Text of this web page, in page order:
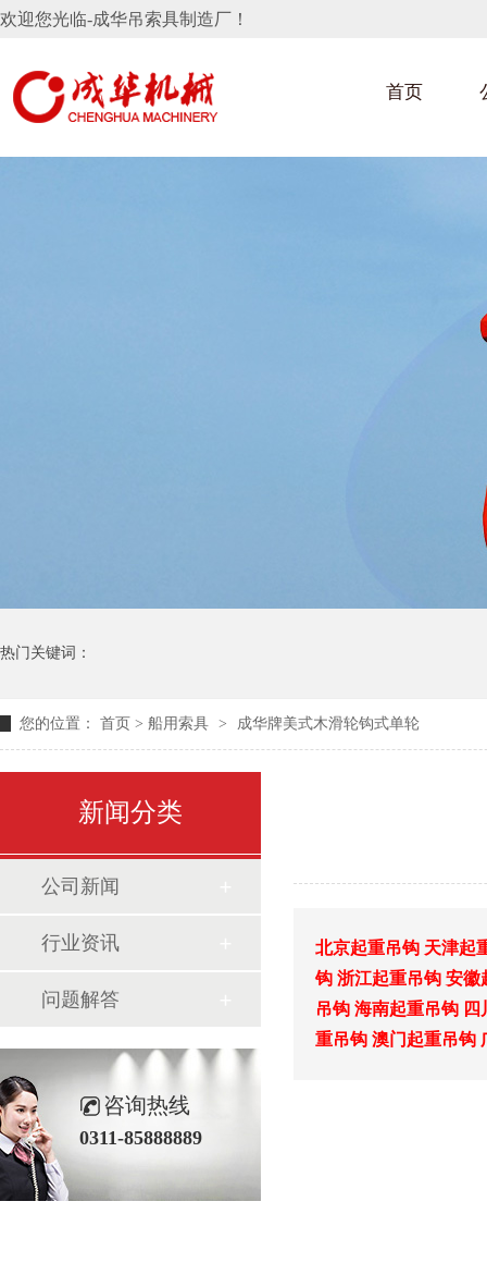
欢迎您光临-成华吊索具制造厂！
首页
热门关键词：
您的位置： 首页 > 船用索具 > 成华牌美式木滑轮钩式单轮
北京起重吊钩 天津起
钩 浙江起重吊钩 安徽
吊钩 海南起重吊钩 四
重吊钩 澳门起重吊钩
新闻分类
公司新闻
行业资讯
问题解答
咨询热线
0311-85888889